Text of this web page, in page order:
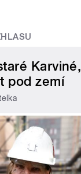
Karviné,
pod zemí